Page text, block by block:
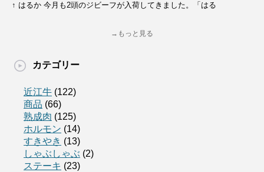
↑ はるか 今月も2頭のジビーフが入荷してきました。「はる
→もっと見る
カテゴリー
近江牛 (122)
商品 (66)
熟成肉 (125)
ホルモン (14)
すきやき (13)
しゃぶしゃぶ (2)
ステーキ (23)